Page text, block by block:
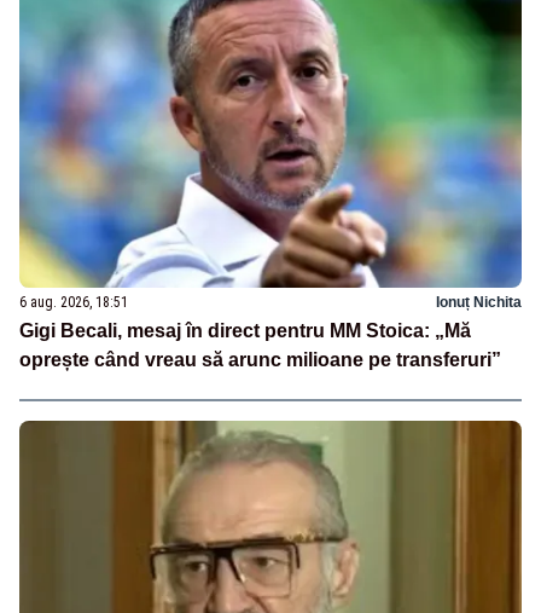
6 aug. 2026, 18:51 Ionuț Nichita
Gigi Becali, mesaj în direct pentru MM Stoica: „Mă
oprește când vreau să arunc milioane pe transferuri”